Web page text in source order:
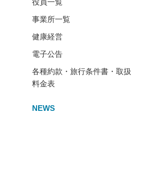
事業所一覧
健康経営
電子公告
各種約款・旅行条件書・取扱
料金表
NEWS